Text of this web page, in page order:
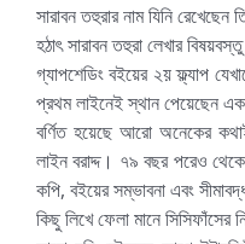
সারাবন তহুরার নাম যিনি
হঠাৎ সারাবন তহুরা লেখার
গ্যাপশেডিং বইয়ের ২য় ফ্ল্যাপ
প্রথম লাইনেই স্থান পেয়েছেন
বর্ণিত হয়েছে আরো অনেকের
লাইন বরাদ্দ। ৭৯ বছর পরেও
কপি, বইয়ের সম্ভাবনা এবং
কিছু লিখে ফেলা মানে সিসিফাঁসের